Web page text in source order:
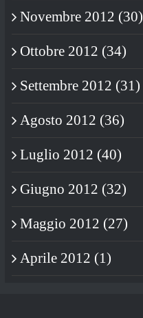
Novembre 2012 (30)
Ottobre 2012 (34)
Settembre 2012 (31)
Agosto 2012 (36)
Luglio 2012 (40)
Giugno 2012 (32)
Maggio 2012 (27)
Aprile 2012 (1)